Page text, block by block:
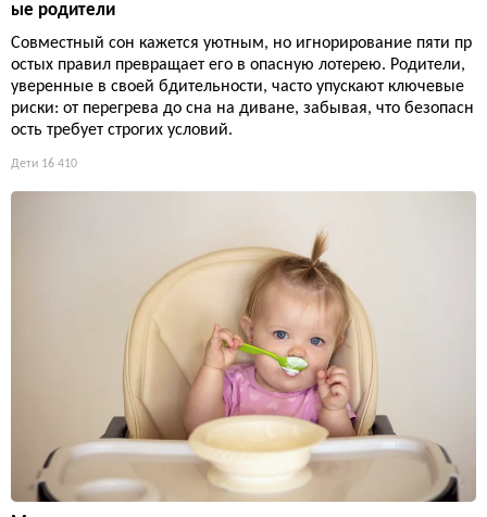
ые родители
Совместный сон кажется уютным, но игнорирование пяти пр
остых правил превращает его в опасную лотерею. Родители,
уверенные в своей бдительности, часто упускают ключевые
риски: от перегрева до сна на диване, забывая, что безопасн
ость требует строгих условий.
Дети 16 410